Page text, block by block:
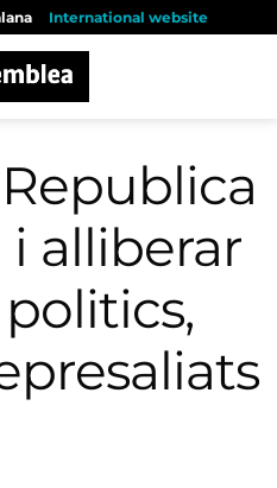
International website
i alliberar